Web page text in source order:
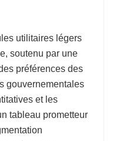
utilitaires légers
soutenu par une
préférences des
gouvernementales
et les
tableau prometteur